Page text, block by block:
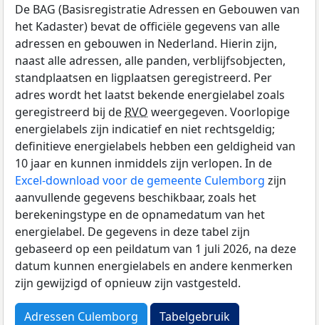
De BAG (Basisregistratie Adressen en Gebouwen van
het Kadaster) bevat de officiële gegevens van alle
adressen en gebouwen in Nederland. Hierin zijn,
naast alle adressen, alle panden, verblijfsobjecten,
standplaatsen en ligplaatsen geregistreerd. Per
adres wordt het laatst bekende energielabel zoals
geregistreerd bij de RVO weergegeven. Voorlopige
energielabels zijn indicatief en niet rechtsgeldig;
definitieve energielabels hebben een geldigheid van
10 jaar en kunnen inmiddels zijn verlopen. In de
Excel-download voor de gemeente Culemborg zijn
aanvullende gegevens beschikbaar, zoals het
berekeningstype en de opnamedatum van het
energielabel. De gegevens in deze tabel zijn
gebaseerd op een peildatum van 1 juli 2026, na deze
datum kunnen energielabels en andere kenmerken
zijn gewijzigd of opnieuw zijn vastgesteld.
Adressen Culemborg Tabelgebruik